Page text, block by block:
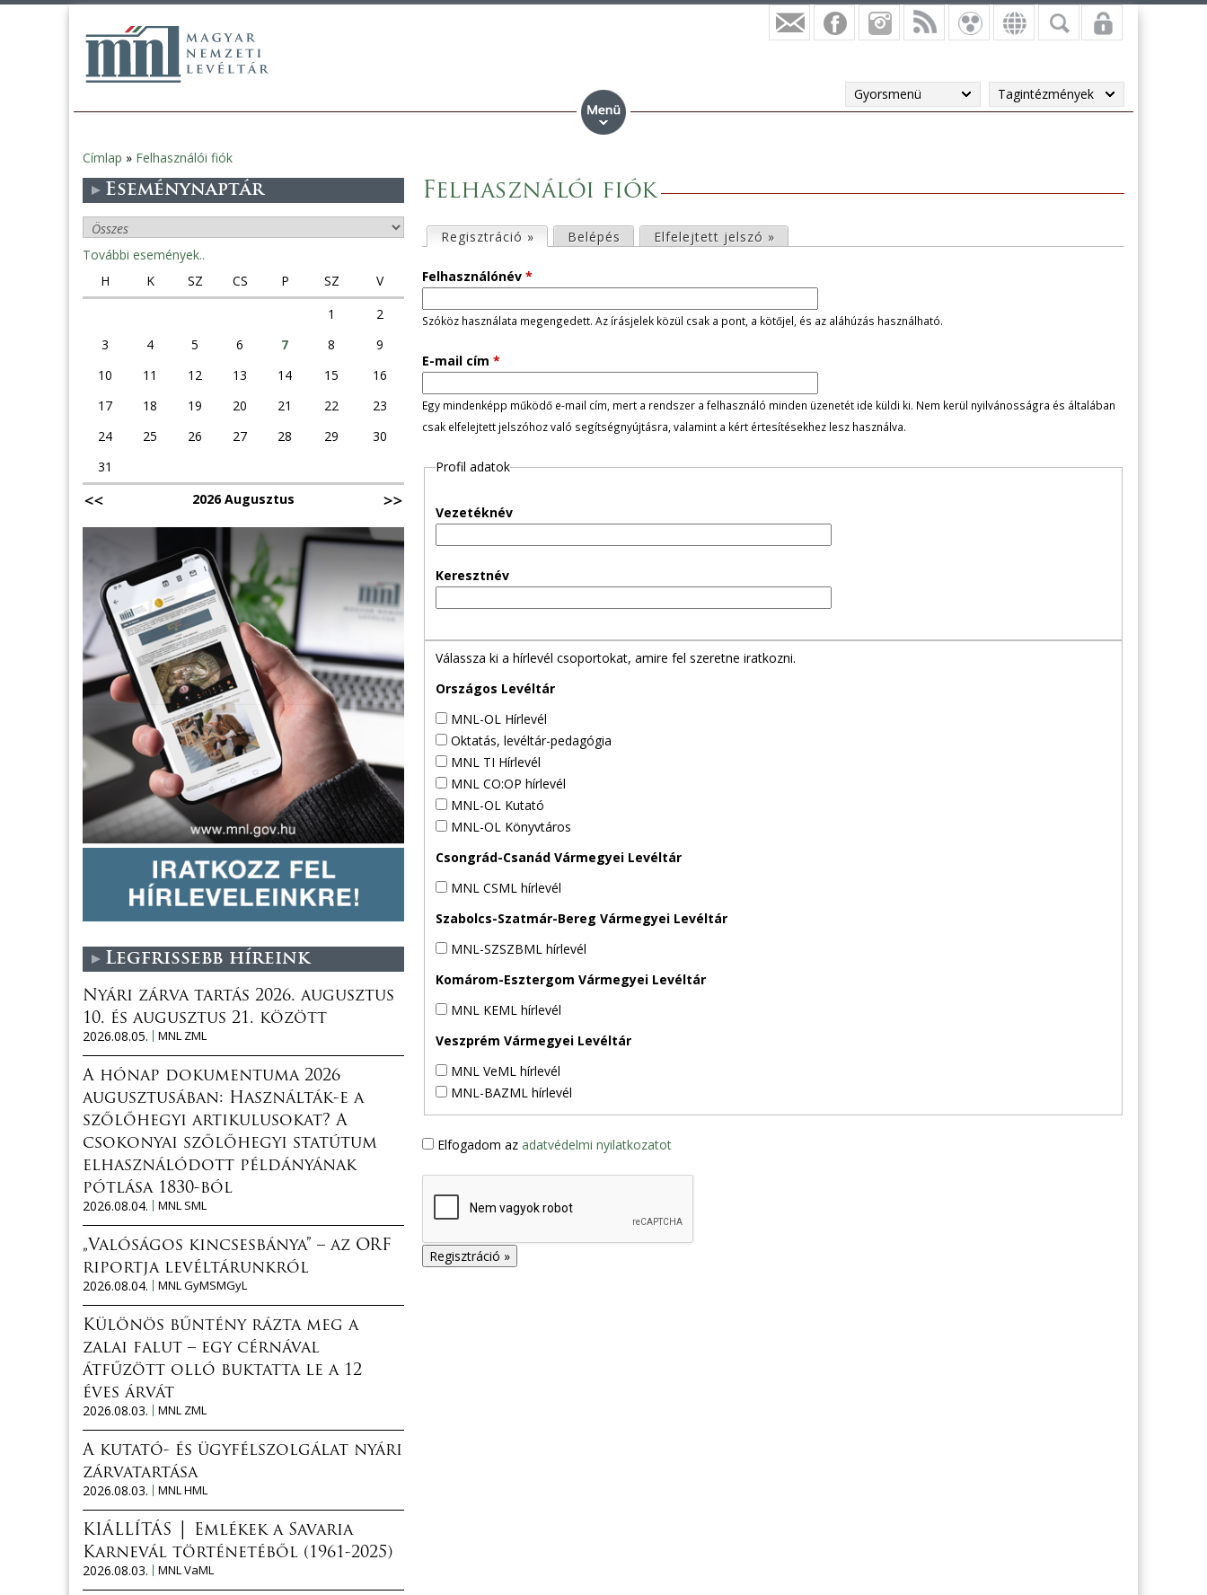
Gyorsmenü Tagintézmények
Jelenlegi
hely
Címlap » Felhasználói fiók
Felhasználói fiók
l
s
ő
d
l
e
Regisztráció » (aktív fül)
Belépés Elfelejtett jelszó »
Felhasználónév *
Szóköz használata megengedett. Az írásjelek közül csak a pont, a kötőjel, és az aláhúzás használható.
E-mail cím *
Egy mindenképp működő e-mail cím, mert a rendszer a felhasználó minden üzenetét ide küldi ki. Nem kerül nyilvánosságra és általában
csak elfelejtett jelszóhoz való segítségnyújtásra, valamint a kért értesítésekhez lesz használva.
Profil adatok
Vezetéknév
Keresztnév
Válassza ki a hírlevél csoportokat, amire fel szeretne iratkozni.
Országos Levéltár
MNL-OL Hírlevél
Oktatás, levéltár-pedagógia
MNL TI Hírlevél
MNL CO:OP hírlevél
MNL-OL Kutató
MNL-OL Könyvtáros
Csongrád-Csanád Vármegyei Levéltár
MNL CSML hírlevél
Szabolcs-Szatmár-Bereg Vármegyei Levéltár
MNL-SZSZBML hírlevél
Komárom-Esztergom Vármegyei Levéltár
MNL KEML hírlevél
Veszprém Vármegyei Levéltár
MNL VeML hírlevél
MNL-BAZML hírlevél
Elfogadom az adatvédelmi nyilatkozatot
Eseménynaptár
További események..
H
K SZ CS P SZ
V
1
2
3
4 5 6 7 8
9
10
11 12 13 14 15
16
17
18 19 20 21 22
23
24
25 26 27 28 29
30
31
2026 Augusztus
Legfrissebb híreink
Nyári zárva tartás 2026. augusztus
10. és augusztus 21. között
2026.08.05.
MNL ZML
A hónap dokumentuma 2026
augusztusában: Használták-e a
szőlőhegyi artikulusokat? A
csokonyai szőlőhegyi statútum
elhasználódott példányának
pótlása 1830-ból
2026.08.04.
MNL SML
„Valóságos kincsesbánya” – az ORF
riportja levéltárunkról
2026.08.04.
MNL GyMSMGyL
Különös bűntény rázta meg a
zalai falut – egy cérnával
átfűzött olló buktatta le a 12
éves árvát
2026.08.03.
MNL ZML
A kutató- és ügyfélszolgálat nyári
zárvatartása
2026.08.03.
MNL HML
KIÁLLÍTÁS │ Emlékek a Savaria
Karnevál történetéből (1961-2025)
2026.08.03.
MNL VaML